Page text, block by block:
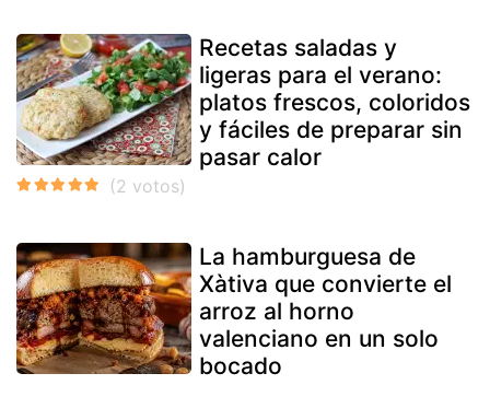
Recetas saladas y
ligeras para el verano:
platos frescos, coloridos
y fáciles de preparar sin
pasar calor
La hamburguesa de
Xàtiva que convierte el
arroz al horno
valenciano en un solo
bocado